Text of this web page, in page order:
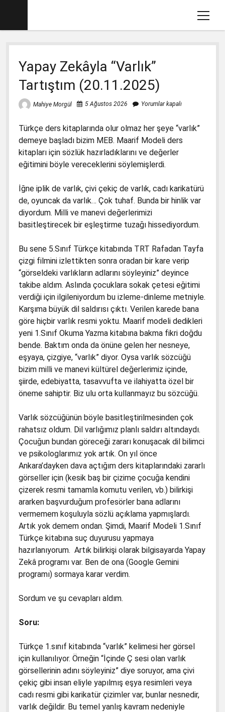
menüyü
Ana sayfa
Mahiye MORGÜL Kimdir
Köşe Yazılarım
Eğitim İle İlgili Videolar
aç
2017-2018 İlkokul Kitaplarında Gördüklerim menüyü
1. Sınıf Matematik Kitabında Gördüklerim
2. Sınıf İngilizce Kitabında 3 Gözlü Canavar
2. Sınıf Müzik Kitabında Müzik Yanlışları
3. Sınıf Hayat Bilgisi Kitabında Gördüğüm
5. Sınıf İngiliz Kitabında Gördüklerim
6. Sınıf Hz. Muhammed’in Hayatı
6. Sınıf Kuran-ı Kerim Ders Kitabı
2016-2017 Türkçe 4 Kitabının Kapağında
Atatürk Yerlerde
Değerler Eğitimi Gerçekten Yap-Boz
Kabede Petrol Tankerleri
Türkçe-1’de Beberobo ve Siberton Kilise
Reklamları
Basın Savcılığına Yazılı İfadem menüyü
aç
17.1.2018
İfademin Tamamı 10/11/2017
1. Sınıf Çalışma Kitaplarında Pedagojik
Yanlışlara Dava
1. Sınıf Hayat Bilgisi Dava Dilekçesi
1. Sınıf Türkçe Kitapları Davası
1. Sınıf Türkçe Kitapları Dava Dilekçesi
2. Sınıf İngilizce Çalışma Kitabı Dava Dilekçesi
4. Sınıf Türkçe Dava Dilekçesi
5. Sınıf İngilizce Dava Dilekçesi
6. Sınıf Hz. Muhammed’in Hayatı Kitap Davası
2. Sınıf İngilizce Hataları Düzeltilmiştir Diyen
MEB’e Teslim Tutanağı
İngilizce 2. Sınıf TTK Başkanından Tubitak’a
Yapay Zekâyla “Varlık”
Tartıştım (20.11.2025)
Mahiye Morgül 5 Ağustos 2026 Yorumlar kapalı
Türkçe ders kitaplarında olur olmaz her şeye “varlık”
demeye başladı bizim MEB. Maarif Modeli ders
kitapları için sözlük hazırladıklarını ve değerler
eğitimini böyle vereceklerini söylemişlerdi.
İğne iplik de varlık, çivi çekiç de varlık, cadı karikatürü
de, oyuncak da varlık… Çok tuhaf. Bunda bir hinlik var
diyordum. Milli ve manevi değerlerimizi
basitleştirecek bir eşleştirme tuzağı hissediyordum.
Bu sene 5.Sınıf Türkçe kitabında TRT Rafadan Tayfa
çizgi filmini izlettikten sonra oradan bir kare verip
“görseldeki varlıkların adlarını söyleyiniz” deyince
takibe aldım. Aslında çocuklara sokak çetesi eğitimi
verdiği için ilgileniyordum bu izleme-dinleme metniyle.
Karşıma büyük dil saldırısı çıktı. Verilen karede bana
göre hiçbir varlık resmi yoktu. Maarif modeli dedikleri
yeni 1.Sınıf Okuma Yazma kitabına bakma fikri doğdu
bende. Baktım onda da önüne gelen her nesneye,
eşyaya, çizgiye, “varlık” diyor. Oysa varlık sözcüğü
bizim milli ve manevi kültürel değerlerimiz içinde,
şiirde, edebiyatta, tasavvufta ve ilahiyatta özel bir
öneme sahiptir. Biz ulu orta kullanmayız bu sözcüğü.
Varlık sözcüğünün böyle basitleştirilmesinden çok
rahatsız oldum. Dil varlığımız planlı saldırı altındaydı.
Çocuğun bundan göreceği zararı konuşacak dil bilimci
ve psikologlarımız yok artık. On yıl önce
Ankara’dayken dava açtığım ders kitaplarındaki zararlı
görseller için (kesik baş bir çizime çocuğa kendini
çizerek resmi tamamla komutu verilen, vb.) bilirkişi
ararken başvurduğum profesörler bana adlarını
vermemem koşuluyla sözlü açıklama yapmışlardı.
Artık yok demem ondan. Şimdi, Maarif Modeli 1.Sınıf
Türkçe kitabına suç duyurusu yapmaya
hazırlanıyorum. Artık bilirkişi olarak bilgisayarda Yapay
Zekâ programı var. Ben de ona (Google Gemini
programı) sormaya karar verdim.
Sordum ve şu cevapları aldım.
Soru:
Türkçe 1.sınıf kitabında “varlık” kelimesi her görsel
için kullanılıyor. Örneğin “İçinde Ç sesi olan varlık
görsellerinin adını söyleyiniz” diye soruyor, ama çivi
çekiç gibi insan eliyle yapılmış eşya resimleri veya
cadı resmi gibi karikatür çizimler var, bunlar nesnedir,
varlık değildir. Bu temel yanlış kavram nedeniyle